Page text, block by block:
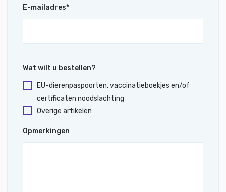
E-mailadres*
Wat wilt u bestellen?
EU-dierenpaspoorten, vaccinatieboekjes en/of
certificaten noodslachting
Overige artikelen
Opmerkingen